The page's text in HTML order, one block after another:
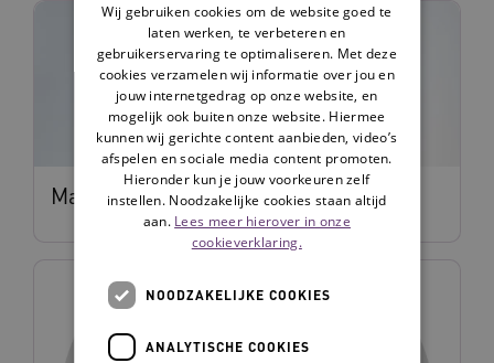
Marco Leenards
Wij gebruiken cookies om de website goed te
laten werken, te verbeteren en
gebruikerservaring te optimaliseren. Met deze
cookies verzamelen wij informatie over jou en
jouw internetgedrag op onze website, en
mogelijk ook buiten onze website. Hiermee
kunnen wij gerichte content aanbieden, video’s
afspelen en sociale media content promoten.
Hieronder kun je jouw voorkeuren zelf
instellen. Noodzakelijke cookies staan altijd
aan. Lees meer hierover in onze
cookieverklaring.
NOODZAKELIJKE COOKIES
ANALYTISCHE COOKIES